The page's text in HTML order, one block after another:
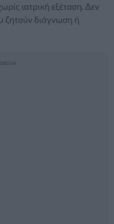
ιατρική εξέταση. Δεν
ζητούν διάγνωση ή